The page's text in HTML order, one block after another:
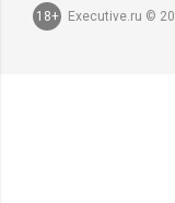
18+
Executive.ru ©